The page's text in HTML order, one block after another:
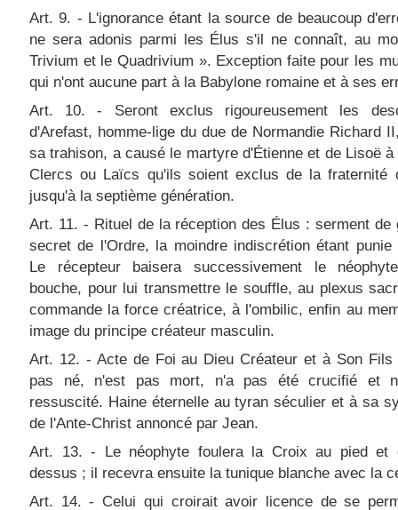
Art. 9. - L'ignorance étant la source de beaucoup
ne sera adonis parmi les Élus s'il ne connaît, au
Trivium et le Quadrivium ». Exception faite pour les
qui n'ont aucune part à la Babylone romaine et à ses
Art. 10. - Seront exclus rigoureusement les
d'Arefast, homme-lige du due de Normandie Richard
sa trahison, a causé le martyre d'Étienne et de Lisoë
Clercs ou Laïcs qu'ils soient exclus de la fraternité
jusqu'à la septième génération.
Art. 11. - Rituel de la réception des Élus : serment de
secret de l'Ordre, la moindre indiscrétion étant punie
Le récepteur baisera successivement le
bouche, pour lui transmettre le souffle, au plexus
commande la force créatrice, à l'ombilic, enfin au
image du principe créateur masculin.
Art. 12. - Acte de Foi au Dieu Créateur et à Son Fils
pas né, n'est pas mort, n'a pas été crucifié et
ressuscité. Haine éternelle au tyran séculier et à sa
de l'Ante-Christ annoncé par Jean.
Art. 13. - Le néophyte foulera la Croix au pied et
dessus ; il recevra ensuite la tunique blanche avec la
Art. 14. - Celui qui croirait avoir licence de se